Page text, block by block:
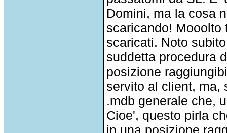
Domini, ma la cosa
scaricando! Mooolto
scaricati. Noto
suddetta procedura
posizione
servito al client, ma,
.mdb generale che,
Cioe', questo pirla
in una posizione